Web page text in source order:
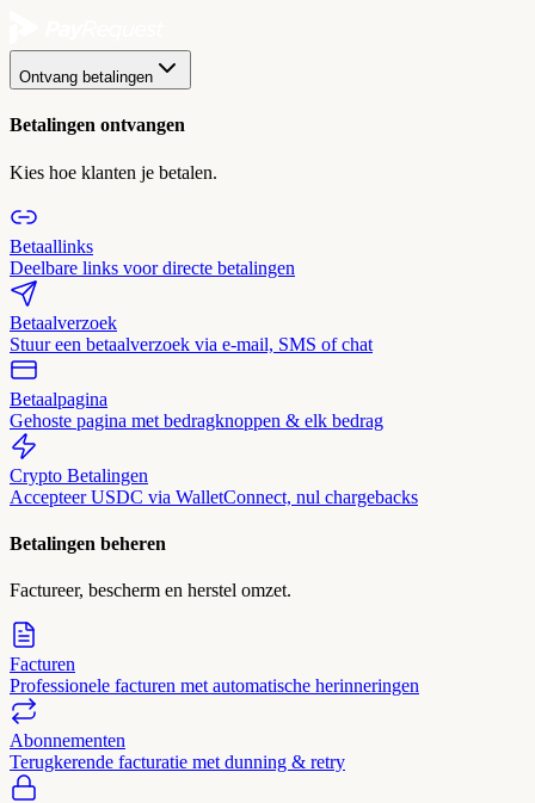
Ontvang betalingen
Betalingen ontvangen
Kies hoe klanten je betalen.
Betaallinks
Deelbare links voor directe betalingen
Betaalverzoek
Stuur een betaalverzoek via e-mail, SMS of chat
Betaalpagina
Gehoste pagina met bedragknoppen & elk bedrag
Crypto Betalingen
Accepteer USDC via WalletConnect, nul chargebacks
Betalingen beheren
Factureer, bescherm en herstel omzet.
Facturen
Professionele facturen met automatische herinneringen
Abonnementen
Terugkerende facturatie met dunning & retry